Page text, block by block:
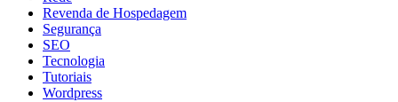
Revenda de Hospedagem
Segurança
SEO
Tecnologia
Tutoriais
Wordpress